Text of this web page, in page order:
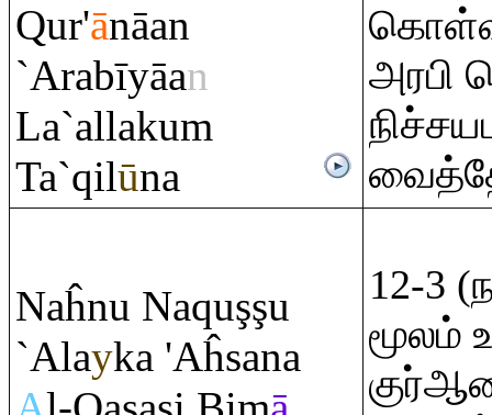
Qur'ānāan
`Arabīyāan
La`allakum
Ta`qilūna
அரபி
Naĥnu Naquşşu
`Alayka 'Aĥsana
12-3
மூலம்